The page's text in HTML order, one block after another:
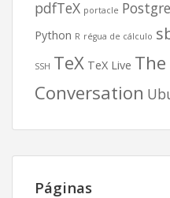
pdfTeX portacle
Python R régua de cálculo
SSH TeX TeX Live
Conversation
Páginas